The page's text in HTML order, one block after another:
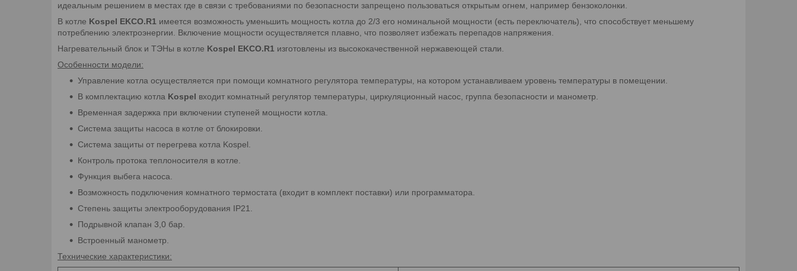
идеальным решением в местах где в связи с требованиями по безопасности запрещено пользоваться открытым огнем, например бензоколонки.
В котле Kospel EKCO.R1 имеется возможность уменьшить мощность котла до 2/3 его номинальной мощности (есть переключатель), что способствует меньшему
потреблению электроэнергии. Включение мощности осуществляется плавно, что позволяет избежать перепадов напряжения.
Нагревательный блок и ТЭНы в котле Kospel EKCO.R1 изготовлены из высококачественной нержавеющей стали.
Особенности модели:
Управление котла осуществляется при помощи комнатного регулятора температуры, на котором устанавливаем уровень температуры в помещении.
В комплектацию котла Kospel входит комнатный регулятор температуры, циркуляционный насос, группа безопасности и манометр.
Временная задержка при включении ступеней мощности котла.
Система защиты насоса в котле от блокировки.
Система защиты от перегрева котла Kospel.
Контроль протока теплоносителя в котле.
Функция выбега насоса.
Возможность подключения комнатного термостата (входит в комплект поставки) или программатора.
Степень защиты электрооборудования IP21.
Подрывной клапан 3,0 бар.
Встроенный манометр.
Технические характеристики: